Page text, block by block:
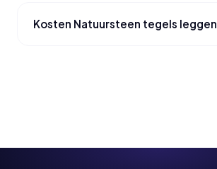
Kosten Natuursteen tegels leggen